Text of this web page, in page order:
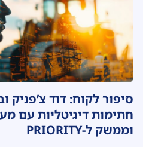
סיפור לקוח: דוד צ’פניק
וממשק ל-PRIORITY